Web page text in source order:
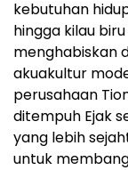
kebutuhan
hingga kilau
menghabiskan
akuakultur
perusahaan
ditempuh Ejak
yang lebih
untuk